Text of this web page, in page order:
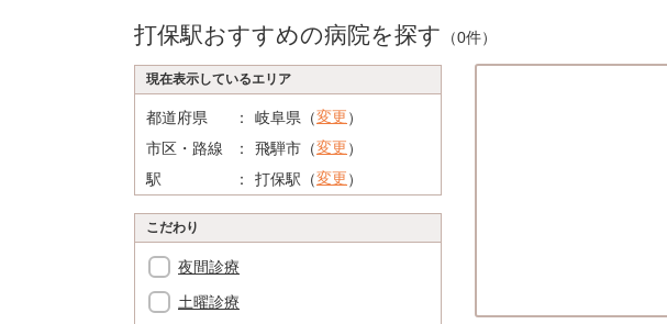
打保駅おすすめの病院を探す （0件）
現在表示しているエリア
都道府県 岐阜県（変更）
市区・路線
飛騨市（変更）
駅
打保駅（変更）
こだわり
夜間診療
土曜診療